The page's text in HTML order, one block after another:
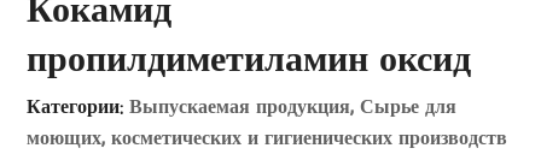
Кокамид
пропилдиметиламин оксид
Категории: Выпускаемая продукция,Сырье для
моющих, косметических и гигиенических производств